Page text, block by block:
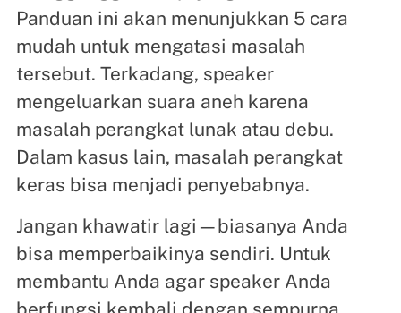
Panduan ini akan menunjukkan 5 cara
mudah untuk mengatasi masalah
tersebut. Terkadang, speaker
mengeluarkan suara aneh karena
masalah perangkat lunak atau debu.
Dalam kasus lain, masalah perangkat
keras bisa menjadi penyebabnya.
Jangan khawatir lagi—biasanya Anda
bisa memperbaikinya sendiri. Untuk
membantu Anda agar speaker Anda